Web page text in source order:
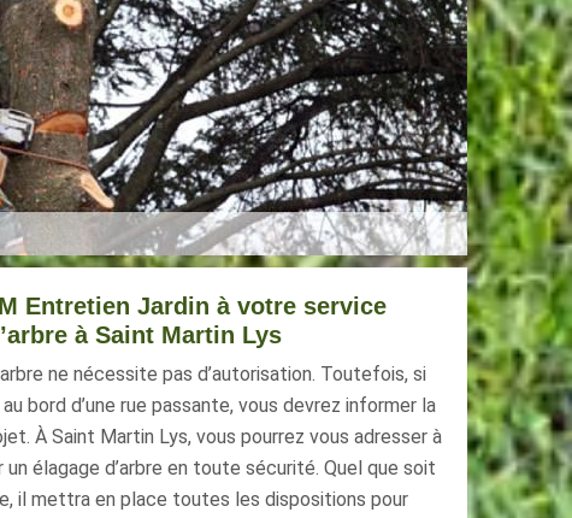
Entretien Jardin à votre service
à Saint Martin Lys
ne nécessite pas d’autorisation. Toutefois, si
bord d’une rue passante, vous devrez informer la
À Saint Martin Lys, vous pourrez vous adresser à
élagage d’arbre en toute sécurité. Quel que soit
il mettra en place toutes les dispositions pour